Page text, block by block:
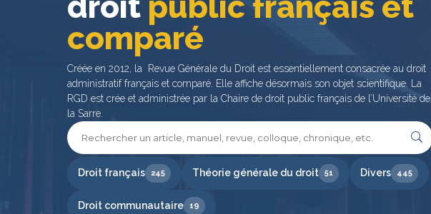
comparé
Créée en 2012, la Revue Générale du Droit est essentiellement consacrée au droit
administratif français et comparé. Elle affiche désormais son objet scientifique. La
RGD est crée et administrée par la Chaire de droit public français de l’Université de
la Sarre.
Droit français 245 Théorie générale du droit 51 Divers 445
Droit communautaire 19